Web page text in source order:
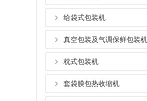
给袋式包装机
真空包装及气调保鲜包装机
枕式包装机
套袋膜包热收缩机